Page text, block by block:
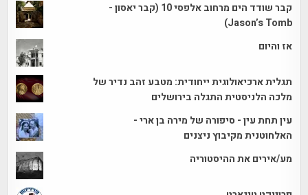
קבר שודד הים מרחוב אלפסי 10 (קבר יאסון -
Jason’s Tomb)
אז והיום
תגלית ארכיאולוגית ייחודית: מטבע זהב נדיר של
מלכה הלניסטית התגלה בירושלים
עין תחת עין - סיפורה של מירה בן ארי -
האלחוטנית מקיבוץ ניצנים
מע/אירים את ההיסטוריה